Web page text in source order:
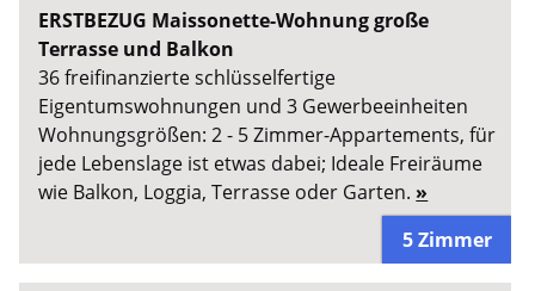
ERSTBEZUG Maissonette-Wohnung große
Terrasse und Balkon
36 freifinanzierte schlüsselfertige
Eigentumswohnungen und 3 Gewerbeeinheiten
Wohnungsgrößen: 2 - 5 Zimmer-Appartements, für
jede Lebenslage ist etwas dabei; Ideale Freiräume
wie Balkon, Loggia, Terrasse oder Garten. »
5 Zimmer